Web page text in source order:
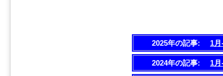
2025年の記事: 1
2024年の記事: 1